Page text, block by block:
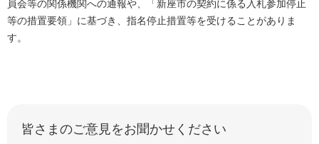
員会等の関係機関への通報や、「新座市の契約に係る入札参加停止
等の措置要領」に基づき、指名停止措置等を受けることがありま
す。
皆さまのご意見をお聞かせください